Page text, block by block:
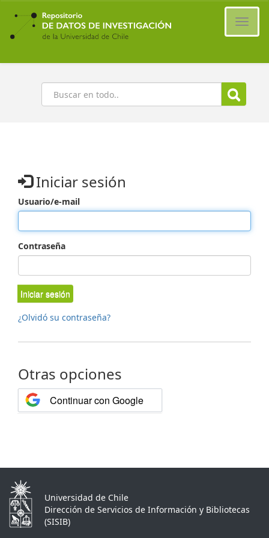
Ir
contenido
principal
Buscar
Iniciar sesión
Usuario/e-mail
Contraseña
Iniciar sesión
¿Olvidó su contraseña?
Otras opciones
Continuar con Google
Universidad de Chile
Dirección de Servicios de Información y Bibliotecas
(SISIB)